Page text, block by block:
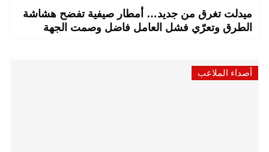
ميدلت تغرق من جديد… أمطار صيفية تفضح هشاشة
الطرق وتعرّي فشل العامل فاضل وصمت الجهة
أصداء الملاعب